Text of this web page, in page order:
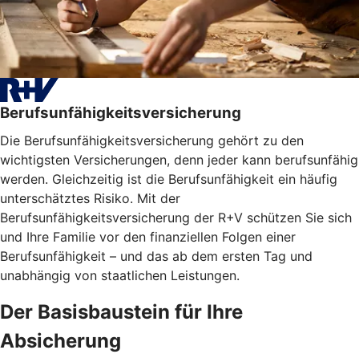
Berufsunfähigkeitsversicherung
Die Berufsunfähigkeitsversicherung gehört zu den
wichtigsten Versicherungen, denn jeder kann berufsunfähig
werden. Gleichzeitig ist die Berufsunfähigkeit ein häufig
unterschätztes Risiko. Mit der
Berufsunfähigkeitsversicherung der R+V schützen Sie sich
und Ihre Familie vor den finanziellen Folgen einer
Berufsunfähigkeit – und das ab dem ersten Tag und
unabhängig von staatlichen Leistungen.
Der Basisbaustein für Ihre
Absicherung